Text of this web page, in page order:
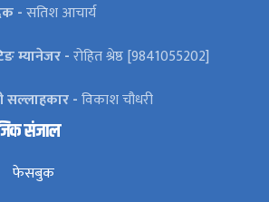
-सतिश आचार्य
म्यानेजर -रोहित श्रेष्ठ [9841055202]
सल्लाहकार -विकाश चौधरी
संजाल
फेसबुक